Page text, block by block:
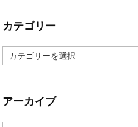
カテゴリー
テ
ー
アーカイブ